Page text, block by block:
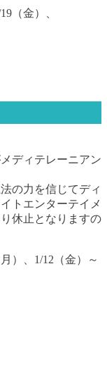
（金）、
ディテレーニアン
の力を信じてディ
トエンターテイメ
休止となりますの
）、1/12（金）～